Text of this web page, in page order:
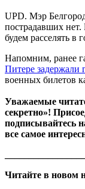
UPD. Мэр
пострадавших
будем расселять в
Напомним, ранее
Питере задержали
военных билетов
Уважаемые
секретно»!
подписывайтесь
все самое
Читайте в новом